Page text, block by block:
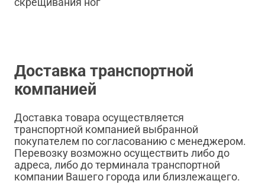
Доставка транспортной
компанией
Доставка товара осуществляется
транспортной компанией выбранной
покупателем по согласованию с менеджером.
Перевозку возможно осуществить либо до
адреса, либо до терминала транспортной
компании Вашего города или близлежащего.